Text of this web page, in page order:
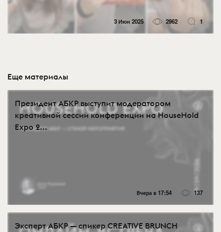
3 Июн 2025 2962 1
Еще материалы
Президент АБКР выступит модератором
креативной сессии конференции на HouseHold
Expo 2...
Вчера в 17:54 137
Эксперт АБКР — спикер CREATIVE BRUNCH